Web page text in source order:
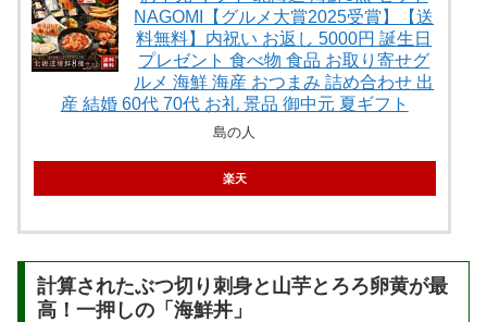
NAGOMI【グルメ大賞2025受賞】【送
料無料】内祝い お返し 5000円 誕生日
プレゼント 食べ物 食品 お取り寄せグ
ルメ 海鮮 海産 おつまみ 詰め合わせ 出
産 結婚 60代 70代 お礼 景品 御中元 夏ギフト
島の人
楽天
計算されたぶつ切り刺身と山芋とろろ卵黄が最
高！一押しの「海鮮丼」